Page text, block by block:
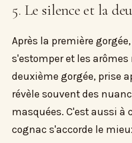
5. Le silence et la
Après la première
s'estomper et les
deuxième gorgée, prise
révèle souvent des
masquées. C'est aussi à
cognac s'accorde le